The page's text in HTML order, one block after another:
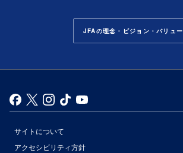
JFAの理念・ビジョン・バリュー
サイトについて
アクセシビリティ方針